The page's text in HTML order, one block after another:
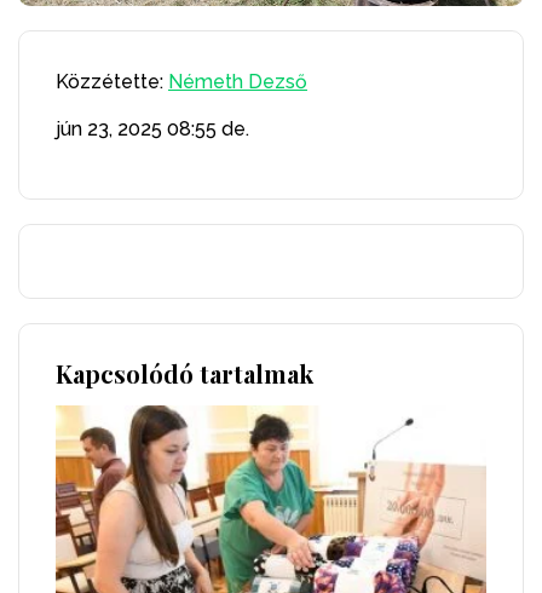
Közzétette: Németh Dezső
jún 23, 2025 08:55 de.
Kapcsolódó tartalmak